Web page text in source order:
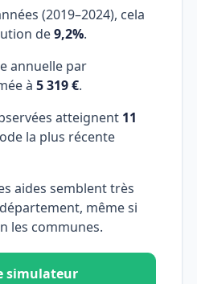
(2019–2024), cela
de9,2%.
annuelle par
à 5 319 €.
atteignent 11
la plus récente
aides semblent très
même si
les communes.
simulateur